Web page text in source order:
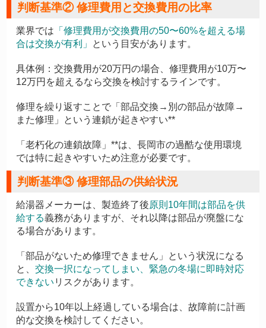
判断基準② 修理費用と交換費用の比率
業界では 「修理費用が交換費用の50〜60%を超える場
合は交換が有利 」 という目安があります。
具体例：交換費用が20万円の場合、修理費用が10万〜
12万円を超えるなら交換を検討するラインです。
修理を繰り返すことで「部品交換→別の部品が故障→
また修理」という連鎖が起きやすい**
「老朽化の連鎖故障」**は、長岡市の過酷な使用環境
では特に起きやすいため注意が必要です。
判断基準③ 修理部品の供給状況
給湯器メーカーは、製造終了後原則10年間は部品を供
給する義務がありますが、それ以降は部品が廃盤にな
る場合があります。
「部品がないため修理できません」という状況になる
と、交換一択になってしまい、緊急の冬場に即時対応
できない リスクがあります。
設置から10年以上経過している場合は、故障前に計画
的な交換を検討してください。